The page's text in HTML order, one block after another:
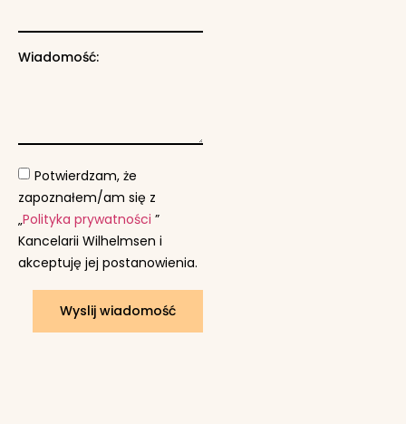
Wiadomość:
Potwierdzam, że
zapoznałem/am się z
„Polityka prywatności ”
Kancelarii Wilhelmsen i
akceptuję jej postanowienia.
Wyslij wiadomość